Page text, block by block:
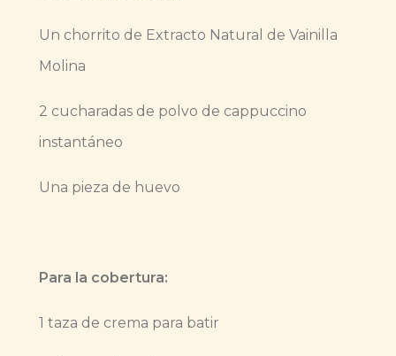
Un chorrito de Extracto Natural de Vainilla
Molina
2 cucharadas de polvo de cappuccino
instantáneo
Una pieza de huevo
Para la cobertura:
1 taza de crema para batir